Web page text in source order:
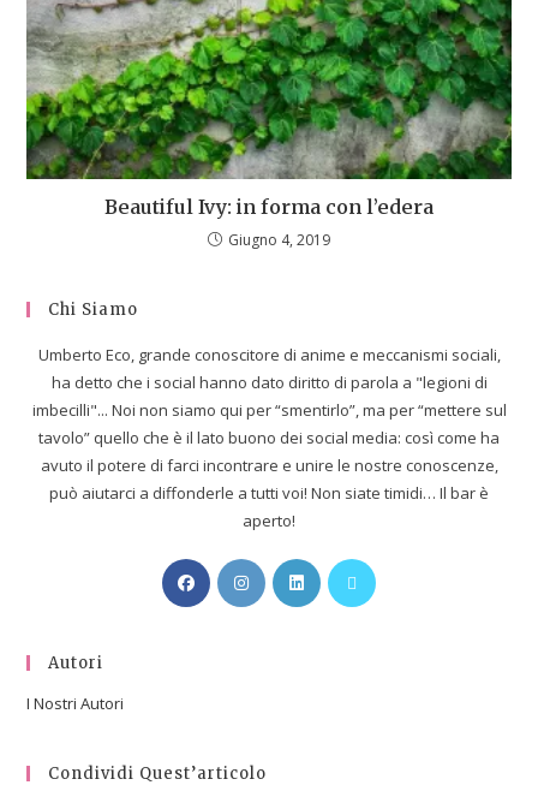
Beautiful Ivy: in forma con l’edera
Giugno 4, 2019
Chi Siamo
Umberto Eco, grande conoscitore di anime e meccanismi sociali,
ha detto che i social hanno dato diritto di parola a "legioni di
imbecilli"... Noi non siamo qui per “smentirlo”, ma per “mettere sul
tavolo” quello che è il lato buono dei social media: così come ha
avuto il potere di farci incontrare e unire le nostre conoscenze,
può aiutarci a diffonderle a tutti voi! Non siate timidi… Il bar è
aperto!
Autori
I Nostri Autori
Condividi Quest’articolo